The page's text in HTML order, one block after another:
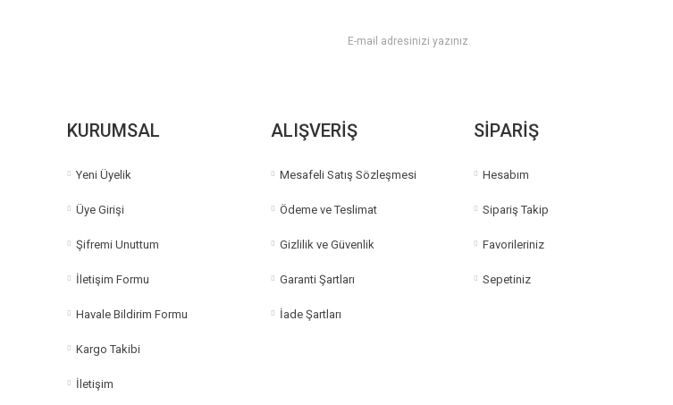
KURUMSAL
Yeni Üyelik
Üye Girişi
Şifremi Unuttum
İletişim Formu
Havale Bildirim Formu
Kargo Takibi
İletişim
ALIŞVERİŞ
Mesafeli Satış Sözleşmesi
Ödeme ve Teslimat
Gizlilik ve Güvenlik
Garanti Şartları
İade Şartları
SİPARİŞ
Hesabım
Sipariş Takip
Favorileriniz
Sepetiniz